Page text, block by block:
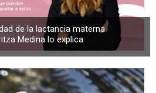
de la lactancia materna
Medina lo explica